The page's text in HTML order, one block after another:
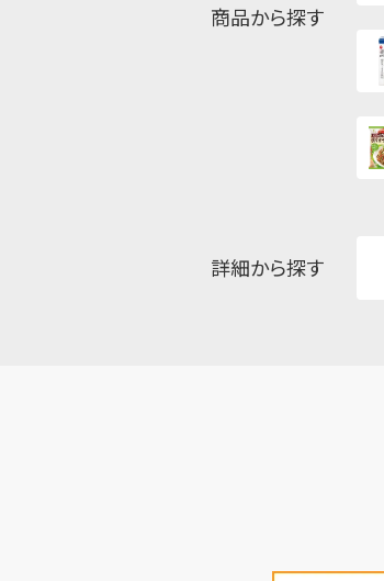
商品から探す
詳細から探す